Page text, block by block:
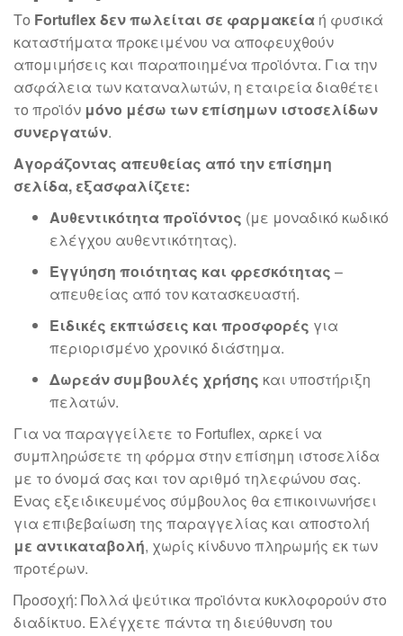
Το Fortuflexδεν πωλείται σε φαρμακεία ή φυσικά
καταστήματα προκειμένου να αποφευχθούν
απομιμήσεις και παραποιημένα προϊόντα. Για την
ασφάλεια των καταναλωτών, η εταιρεία διαθέτει
το προϊόν μόνο μέσω των επίσημων ιστοσελίδων
συνεργατών.
Αγοράζοντας απευθείας από την επίσημη
σελίδα, εξασφαλίζετε:
Αυθεντικότητα προϊόντος (με μοναδικό κωδικό
ελέγχου αυθεντικότητας).
Εγγύηση ποιότητας και φρεσκότητας –
απευθείας από τον κατασκευαστή.
Ειδικές εκπτώσεις και προσφορές για
περιορισμένο χρονικό διάστημα.
Δωρεάν συμβουλές χρήσης και υποστήριξη
πελατών.
Για να παραγγείλετε το Fortuflex, αρκεί να
συμπληρώσετε τη φόρμα στην επίσημη ιστοσελίδα
με το όνομά σας και τον αριθμό τηλεφώνου σας.
Ένας εξειδικευμένος σύμβουλος θα επικοινωνήσει
για επιβεβαίωση της παραγγελίας και αποστολή
με αντικαταβολή, χωρίς κίνδυνο πληρωμής εκ των
προτέρων.
Προσοχή: Πολλά ψεύτικα προϊόντα κυκλοφορούν στο
διαδίκτυο. Ελέγχετε πάντα τη διεύθυνση του